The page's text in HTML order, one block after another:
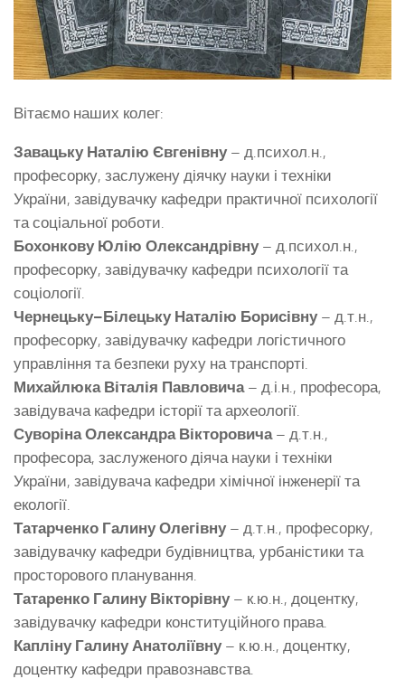
Вітаємо наших колег:
Завацьку Наталію Євгенівну – д.психол.н.,
професорку, заслужену діячку науки і техніки
України, завідувачку кафедри практичної психології
та соціальної роботи.
Бохонкову Юлію Олександрівну – д.психол.н.,
професорку, завідувачку кафедри психології та
соціології.
Чернецьку–Білецьку Наталію Борисівну – д.т.н.,
професорку, завідувачку кафедри логістичного
управління та безпеки руху на транспорті.
Михайлюка Віталія Павловича – д.і.н., професора,
завідувача кафедри історії та археології.
Суворіна Олександра Вікторовича – д.т.н.,
професора, заслуженого діяча науки і техніки
України, завідувача кафедри хімічної інженерії та
екології.
Татарченко Галину Олегівну – д.т.н., професорку,
завідувачку кафедри будівництва, урбаністики та
просторового планування.
Татаренко Галину Вікторівну – к.ю.н., доцентку,
завідувачку кафедри конституційного права.
Капліну Галину Анатоліївну – к.ю.н., доцентку,
доцентку кафедри правознавства.